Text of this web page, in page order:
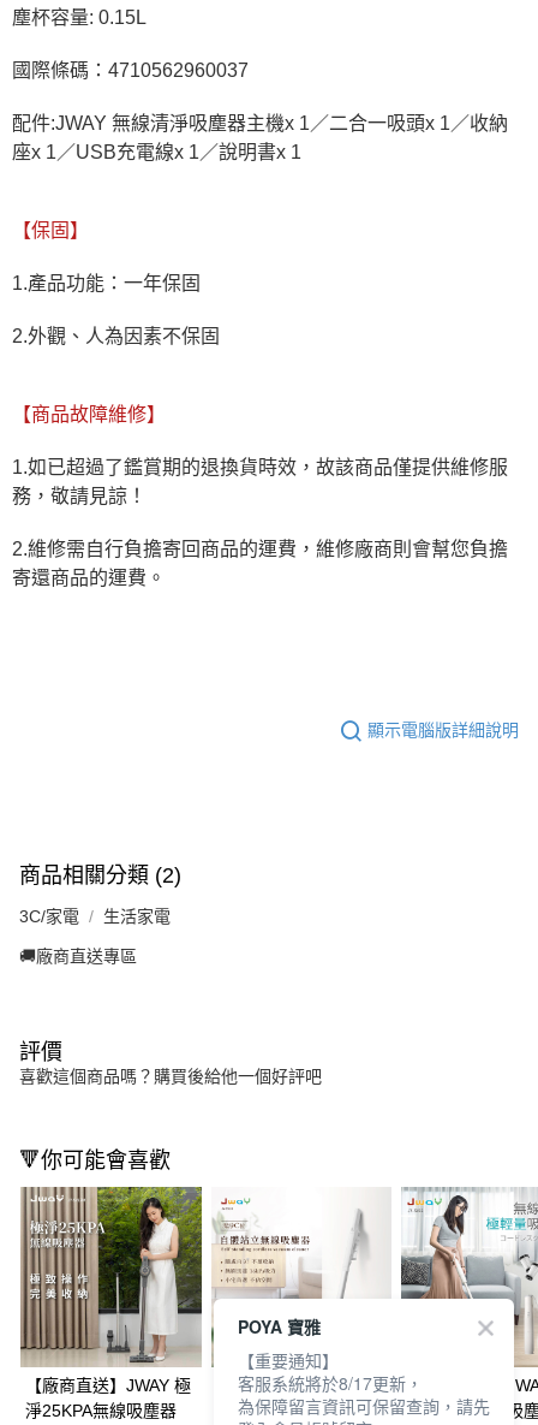
塵杯容量: 0.15L
國際條碼：4710562960037
配件:JWAY 無線清淨吸塵器主機x 1／二合一吸頭x 1／收納
座x 1／USB充電線x 1／說明書x 1
【保固】
1.產品功能：一年保固
2.外觀、人為因素不保固
【商品故障維修】
1.如已超過了鑑賞期的退換貨時效，故該商品僅提供維修服
務，敬請見諒！
2.維修需自行負擔寄回商品的運費，維修廠商則會幫您負擔
寄還商品的運費。
顯示電腦版詳細說明
商品相關分類 (2)
3C/家電 生活家電
🚚廠商直送專區
評價
喜歡這個商品嗎？購買後給他一個好評吧
🔻你可能會喜歡
【廠商直送】JWAY 極
淨25KPA無線吸塵器
【廠商直送】JWAY自
體站立無線吸塵器
【廠商直送】
線優雅極輕量吸
POYA 寶雅
【重要通知】
客服系統將於8/17更新，
為保障留言資訊可保留查詢，請先